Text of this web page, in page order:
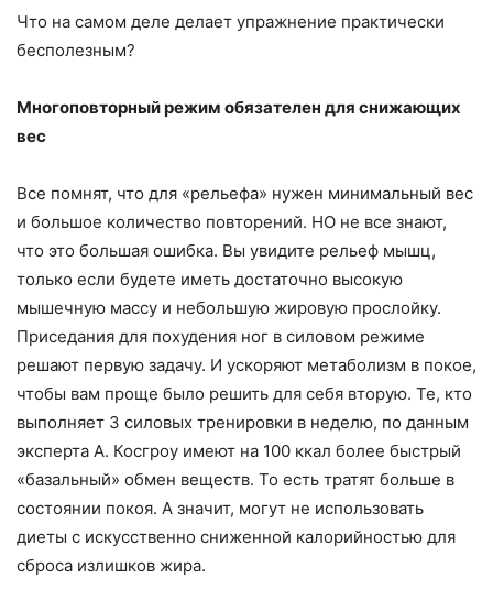
Что на самом деле делает упражнение практически
бесполезным?
Многоповторный режим обязателен для снижающих
вес
Все помнят, что для «рельефа» нужен минимальный вес
и большое количество повторений. НО не все знают,
что это большая ошибка. Вы увидите рельеф мышц,
только если будете иметь достаточно высокую
мышечную массу и небольшую жировую прослойку.
Приседания для похудения ног в силовом режиме
решают первую задачу. И ускоряют метаболизм в покое,
чтобы вам проще было решить для себя вторую. Те, кто
выполняет 3 силовых тренировки в неделю, по данным
эксперта А. Косгроу имеют на 100 ккал более быстрый
«базальный» обмен веществ. То есть тратят больше в
состоянии покоя. А значит, могут не использовать
диеты с искусственно сниженной калорийностью для
сброса излишков жира.